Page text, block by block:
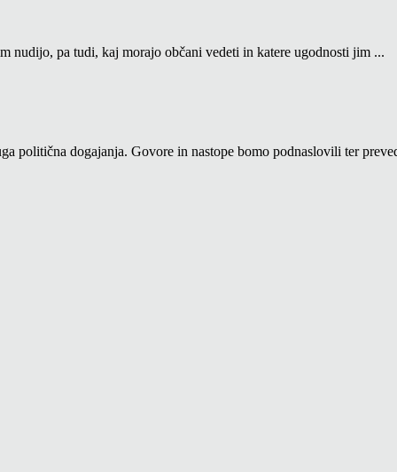
nudijo, pa tudi, kaj morajo občani vedeti in katere ugodnosti jim ...
politična dogajanja. Govore in nastope bomo podnaslovili ter